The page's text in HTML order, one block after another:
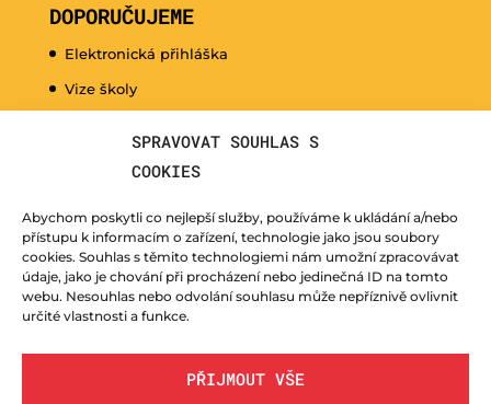
SPRAVOVAT SOUHLAS S
COOKIES
Abychom poskytli co nejlepší služby, používáme k ukládání a/nebo
přístupu k informacím o zařízení, technologie jako jsou soubory
cookies. Souhlas s těmito technologiemi nám umožní zpracovávat
údaje, jako je chování při procházení nebo jedinečná ID na tomto
webu. Nesouhlas nebo odvolání souhlasu může nepříznivě ovlivnit
určité vlastnosti a funkce.
PŘIJMOUT VŠE
DOPORUČUJEME
Elektronická přihláška
Vize školy
Kurzy pro veřejnost
Fotogalerie
Učitelé